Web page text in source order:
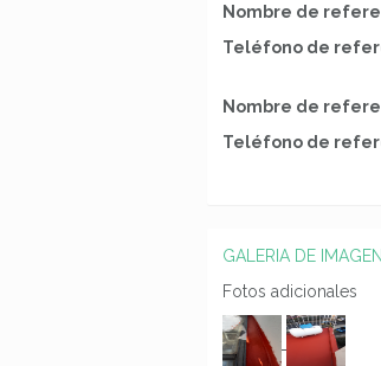
Nombre de
Teléfono de
Nombre de
Teléfono de
GALERIA DE
Fotos adicionales